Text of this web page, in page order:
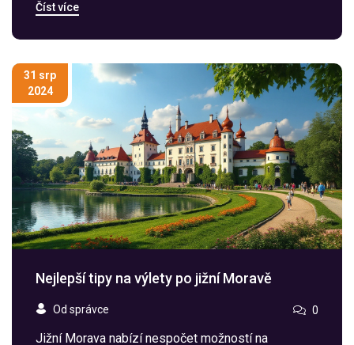
exotické druhy, tyto parky poskytují jedinečný
oblíbené destinace, co od nich očekávat a kdy je
Číst více
31 srp
2024
Nejlepší tipy na výlety po jižní Moravě
Od správce 0
Jižní Morava nabízí nespočet možností na